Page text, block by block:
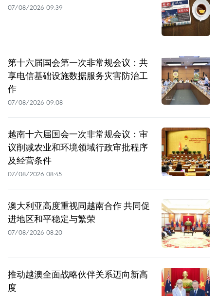
07/08/2026 09:39
第十六届国会第一次非常规会议：共
享电信基础设施数据服务灾害防治工
作
07/08/2026 09:08
越南十六届国会一次非常规会议：审
议削减农业和环境领域行政审批程序
及经营条件
07/08/2026 08:45
澳大利亚高度重视同越南合作 共同促
进地区和平稳定与繁荣
07/08/2026 08:20
推动越澳全面战略伙伴关系迈向新高
度